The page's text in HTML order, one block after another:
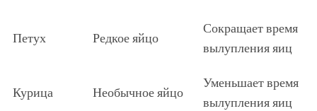
Петух Редкое яйцо
Сокращает время
вылупления яиц
Курица Необычное яйцо
Уменьшает время
вылупления яиц